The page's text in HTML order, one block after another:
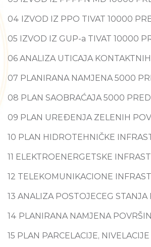
04 IZVOD IZ PPO TIVAT 10000
05 IZVOD IZ GUP-a TIVAT 10000
06 ANALIZA UTICAJA
07 PLANIRANA NAMJENA 5000
08 PLAN SAOBRAĆAJA 5000
09 PLAN UREĐENJA ZELENIH
10 PLAN HIDROTEHNIČKE
11 ELEKTROENERGETSKE
12 TELEKOMUNIKACIONE
13 ANALIZA POSTOJECEG
14 PLANIRANA NAMJENA
15 PLAN PARCELACIJE,